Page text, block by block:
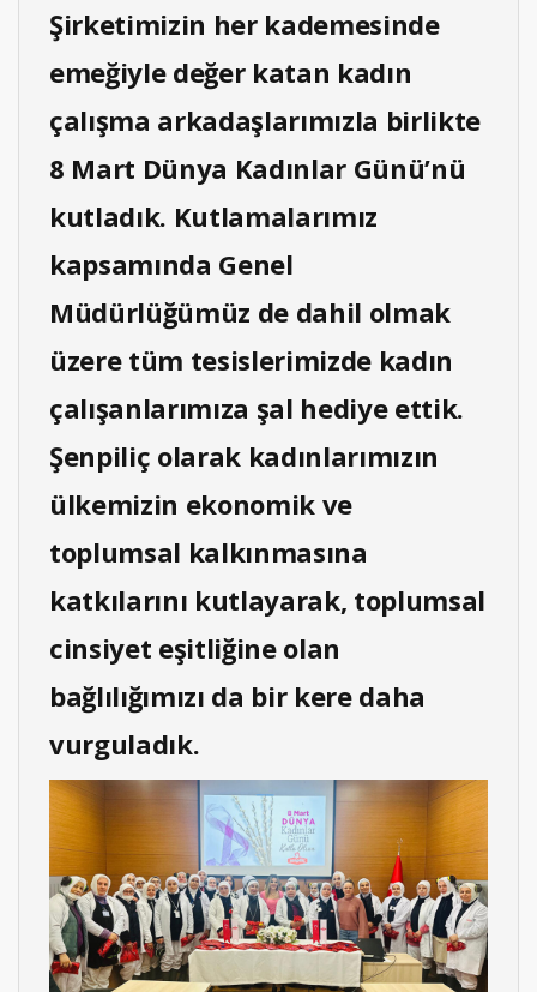
Şirketimizin her kademesinde
emeğiyle değer katan kadın
çalışma arkadaşlarımızla birlikte
8 Mart Dünya Kadınlar Günü’nü
kutladık. Kutlamalarımız
kapsamında Genel
Müdürlüğümüz de dahil olmak
üzere tüm tesislerimizde kadın
çalışanlarımıza şal hediye ettik.
Şenpiliç olarak kadınlarımızın
ülkemizin ekonomik ve
toplumsal kalkınmasına
katkılarını kutlayarak, toplumsal
cinsiyet eşitliğine olan
bağlılığımızı da bir kere daha
vurguladık.